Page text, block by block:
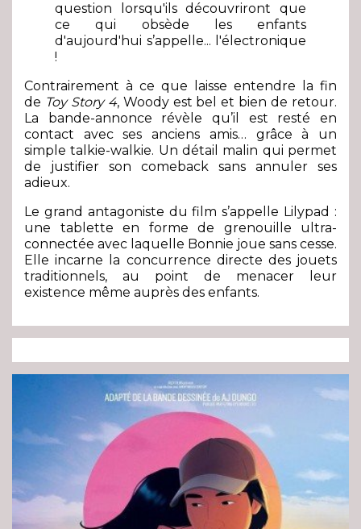
question lorsqu'ils découvriront que
ce qui obsède les enfants
d'aujourd'hui s’appelle... l'électronique
!
Contrairement à ce que laisse entendre la fin
de Toy Story 4, Woody est bel et bien de retour.
La bande-annonce révèle qu’il est resté en
contact avec ses anciens amis… grâce à un
simple talkie-walkie. Un détail malin qui permet
de justifier son comeback sans annuler ses
adieux.
Le grand antagoniste du film s’appelle Lilypad :
une tablette en forme de grenouille ultra-
connectée avec laquelle Bonnie joue sans cesse.
Elle incarne la concurrence directe des jouets
traditionnels, au point de menacer leur
existence même auprès des enfants.